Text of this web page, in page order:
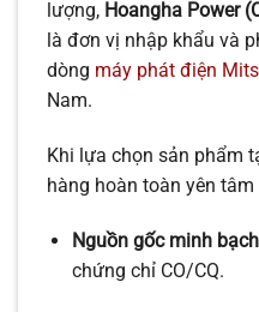
lượng, Hoangha Power
là đơn vị nhập khẩu và
dòng máy phát điện
Nam.
Khi lựa chọn sản phẩm
hàng hoàn toàn yên tâm
Nguồn gốc minh
chứng chỉ CO/CQ.